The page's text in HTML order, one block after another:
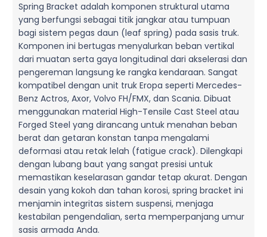
Spring Bracket adalah komponen struktural utama
yang berfungsi sebagai titik jangkar atau tumpuan
bagi sistem pegas daun (leaf spring) pada sasis truk.
Komponen ini bertugas menyalurkan beban vertikal
dari muatan serta gaya longitudinal dari akselerasi dan
pengereman langsung ke rangka kendaraan. Sangat
kompatibel dengan unit truk Eropa seperti Mercedes-
Benz Actros, Axor, Volvo FH/FMX, dan Scania. Dibuat
menggunakan material High-Tensile Cast Steel atau
Forged Steel yang dirancang untuk menahan beban
berat dan getaran konstan tanpa mengalami
deformasi atau retak lelah (fatigue crack). Dilengkapi
dengan lubang baut yang sangat presisi untuk
memastikan keselarasan gandar tetap akurat. Dengan
desain yang kokoh dan tahan korosi, spring bracket ini
menjamin integritas sistem suspensi, menjaga
kestabilan pengendalian, serta memperpanjang umur
sasis armada Anda.